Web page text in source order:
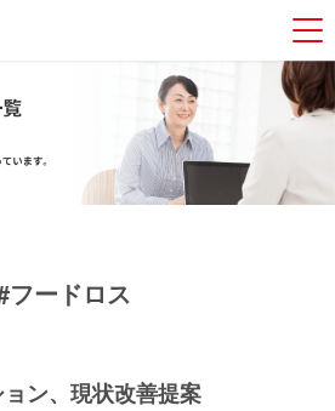
フードロス
ン、現状改善提案